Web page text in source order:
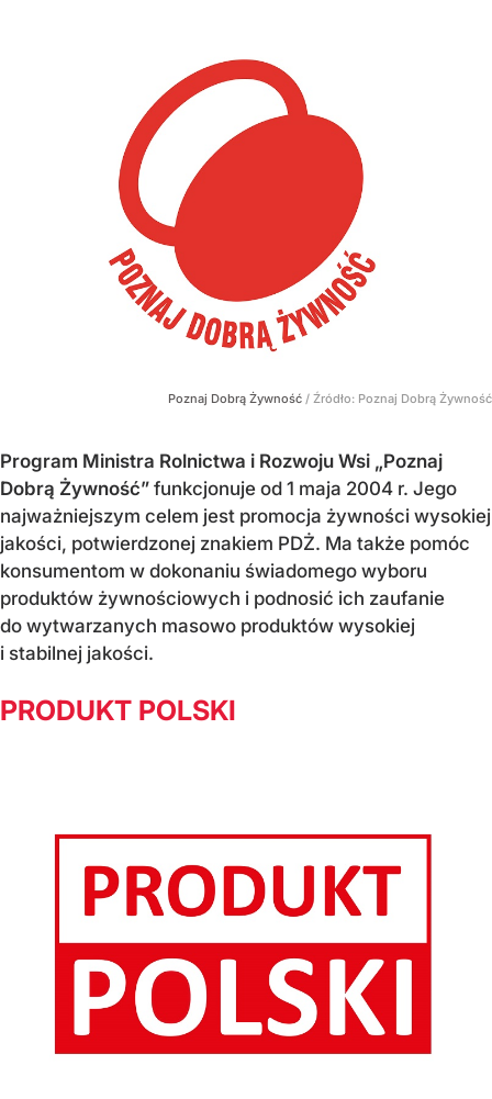
Poznaj Dobrą Żywność / Źródło: Poznaj Dobrą Żywność
Program Ministra Rolnictwa i Rozwoju Wsi „Poznaj
Dobrą Żywność” funkcjonuje od 1 maja 2004 r. Jego
najważniejszym celem jest promocja żywności wysokiej
jakości, potwierdzonej znakiem PDŻ. Ma także pomóc
konsumentom w dokonaniu świadomego wyboru
produktów żywnościowych i podnosić ich zaufanie
do wytwarzanych masowo produktów wysokiej
i stabilnej jakości.
PRODUKT POLSKI